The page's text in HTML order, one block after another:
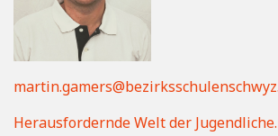
Herausfordernde Welt der